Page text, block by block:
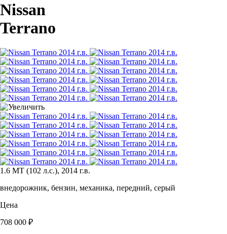
Nissan
Terrano
1.6 MT (102 л.с.), 2014 г.в.
внедорожник, бензин, механика, передний, серый
Цена
708 000 ₽